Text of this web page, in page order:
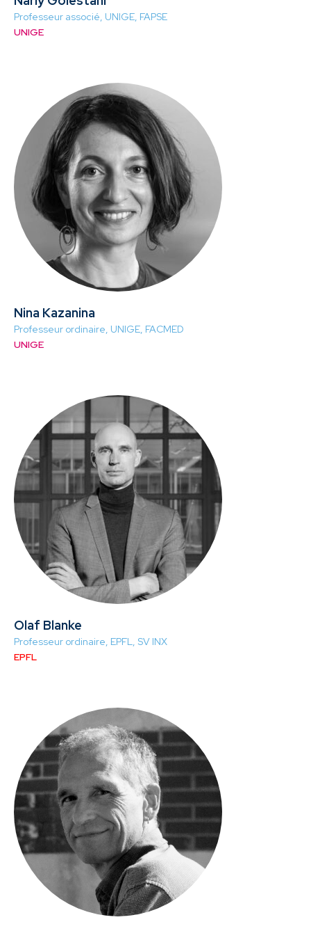
Professeur associé, UNIGE, FAPSE
UNIGE
Nina Kazanina
Professeur ordinaire, UNIGE, FACMED
UNIGE
Olaf Blanke
Professeur ordinaire, EPFL, SV INX
EPFL